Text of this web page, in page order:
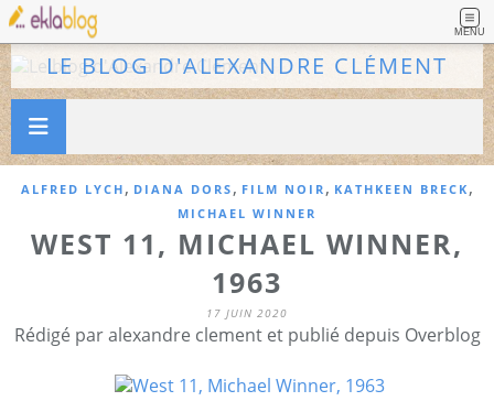
MENU
LE BLOG D'ALEXANDRE CLÉMENT
ALFRED LYCH , DIANA DORS , FILM NOIR , KATHKEEN BRECK ,
MICHAEL WINNER
WEST 11, MICHAEL WINNER,
1963
17 JUIN 2020
Rédigé par alexandre clement et publié depuis Overblog